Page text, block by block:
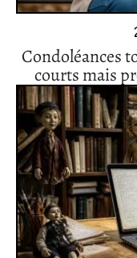
Condoléances
courts mais